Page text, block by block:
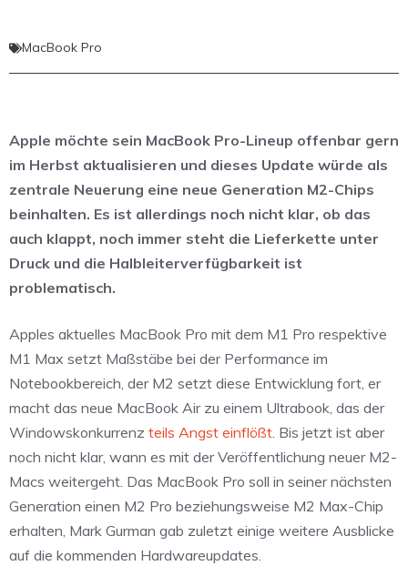
MacBook Pro
Apple möchte sein MacBook Pro-Lineup offenbar gern
im Herbst aktualisieren und dieses Update würde als
zentrale Neuerung eine neue Generation M2-Chips
beinhalten. Es ist allerdings noch nicht klar, ob das
auch klappt, noch immer steht die Lieferkette unter
Druck und die Halbleiterverfügbarkeit ist
problematisch.
Apples aktuelles MacBook Pro mit dem M1 Pro respektive
M1 Max setzt Maßstäbe bei der Performance im
Notebookbereich, der M2 setzt diese Entwicklung fort, er
macht das neue MacBook Air zu einem Ultrabook, das der
Windowskonkurrenz teils Angst einflößt. Bis jetzt ist aber
noch nicht klar, wann es mit der Veröffentlichung neuer M2-
Macs weitergeht. Das MacBook Pro soll in seiner nächsten
Generation einen M2 Pro beziehungsweise M2 Max-Chip
erhalten, Mark Gurman gab zuletzt einige weitere Ausblicke
auf die kommenden Hardwareupdates.